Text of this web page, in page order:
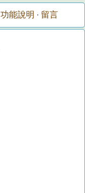
功能說明 · 留言